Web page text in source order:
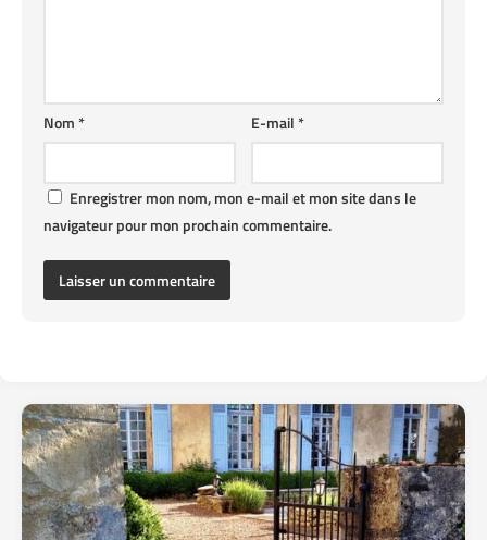
E-mail*
Nom*
Enregistrer mon nom, mon e-mail et mon site dans le
navigateur pour mon prochain commentaire.